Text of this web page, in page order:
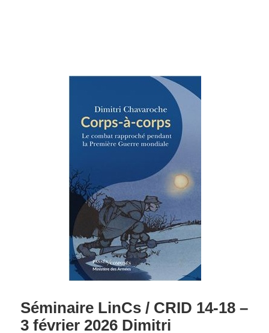
Séminaire LinCs / CRID 14-18 –
3 février 2026 Dimitri